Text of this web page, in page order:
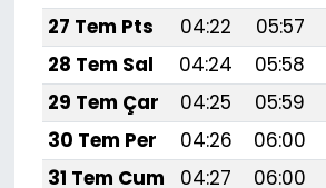
27 Tem Pts
04:22 05:57
28 Tem Sal
04:24 05:58
29 Tem Çar
04:25 05:59
30 Tem Per
04:26 06:00
31 Tem Cum
04:27 06:00